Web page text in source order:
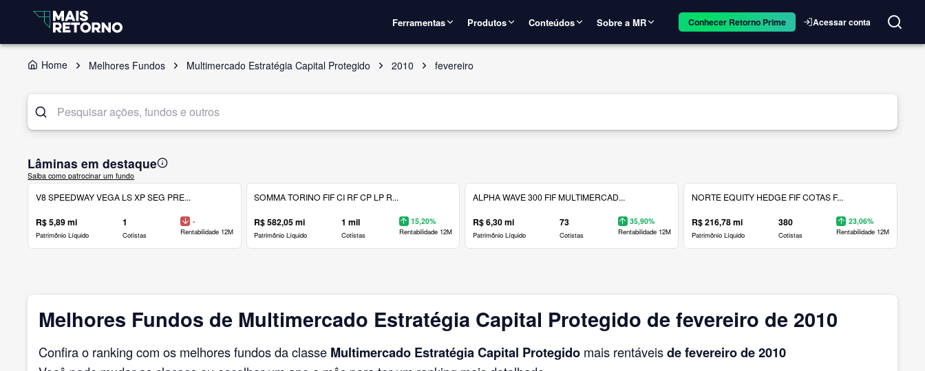
Ferramentas Produtos Conteúdos Sobre a MR Conhecer Retorno Prime Acessar conta
Home Melhores Fundos Multimercado Estratégia Capital Protegido 2010 fevereiro
Lâminas em destaque
Saiba como patrocinar um fundo
V8 SPEEDWAY VEGA LS XP SEG PRE...
R$ 5,89 mi
Patrimônio Líquido
1
Cotistas
-
Rentabilidade 12M
SOMMA TORINO FIF CI RF CP LP R...
R$ 582,05 mi
Patrimônio Líquido
1 mil
Cotistas
15,20%
Rentabilidade 12M
ALPHA WAVE 300 FIF MULTIMERCAD...
R$ 6,30 mi
Patrimônio Líquido
73
Cotistas
35,90%
Rentabilidade 12M
NORTE EQUITY HEDGE FIF COTAS F...
R$ 216,78 mi
Patrimônio Líquido
380
Cotistas
23,06%
Rentabilidade 12M
Melhores Fundos de Multimercado Estratégia Capital Protegido de fevereiro de 2010
Confira o ranking com os melhores fundos da classe Multimercado Estratégia Capital Protegido mais rentáveisde fevereirode 2010